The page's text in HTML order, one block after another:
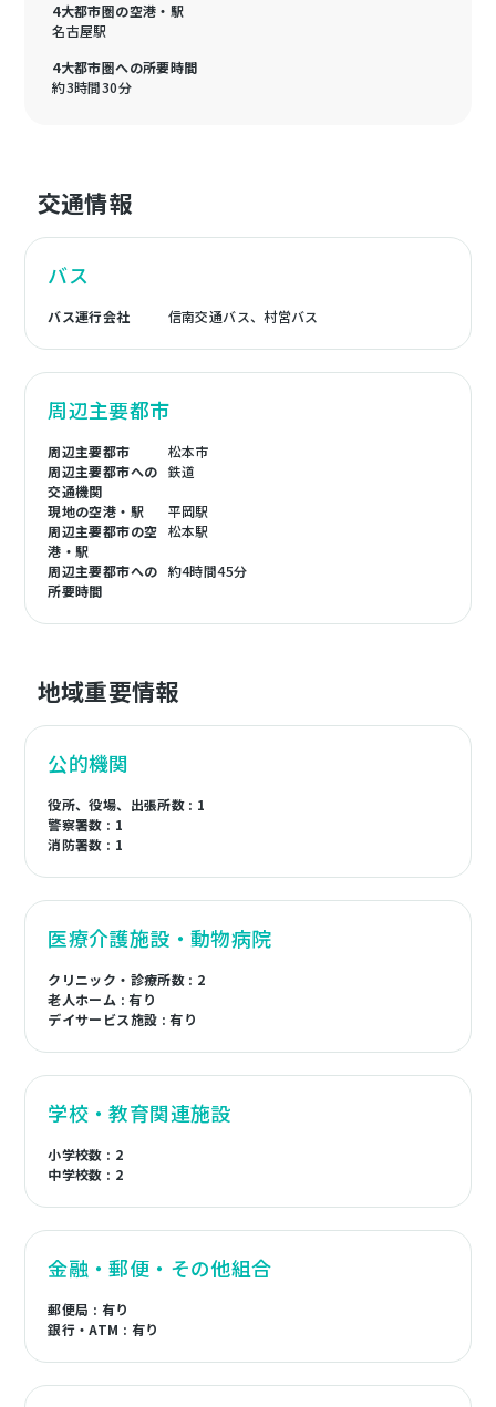
4大都市圏の空港・駅
名古屋駅
4大都市圏への所要時間
約3時間30分
交通情報
バス
バス運行会社 信南交通バス、村営バス
周辺主要都市
周辺主要都市
松本市
周辺主要都市への
交通機関
鉄道
現地の空港・駅
平岡駅
周辺主要都市の空
港・駅
松本駅
周辺主要都市への
所要時間
約4時間45分
地域重要情報
公的機関
役所、役場、出張所数 : 1
警察署数 : 1
消防署数 : 1
医療介護施設・動物病院
クリニック・診療所数 : 2
老人ホーム : 有り
デイサービス施設 : 有り
学校・教育関連施設
小学校数 : 2
中学校数 : 2
金融・郵便・その他組合
郵便局 : 有り
銀行・ATM : 有り